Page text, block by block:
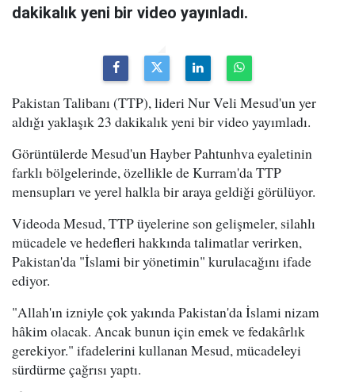
dakikalık yeni bir video yayınladı.
Pakistan Talibanı (TTP), lideri Nur Veli Mesud'un yer
aldığı yaklaşık 23 dakikalık yeni bir video yayımladı.
Görüntülerde Mesud'un Hayber Pahtunhva eyaletinin
farklı bölgelerinde, özellikle de Kurram'da TTP
mensupları ve yerel halkla bir araya geldiği görülüyor.
Videoda Mesud, TTP üyelerine son gelişmeler, silahlı
mücadele ve hedefleri hakkında talimatlar verirken,
Pakistan'da "İslami bir yönetimin" kurulacağını ifade
ediyor.
"Allah'ın izniyle çok yakında Pakistan'da İslami nizam
hâkim olacak. Ancak bunun için emek ve fedakârlık
gerekiyor." ifadelerini kullanan Mesud, mücadeleyi
sürdürme çağrısı yaptı.